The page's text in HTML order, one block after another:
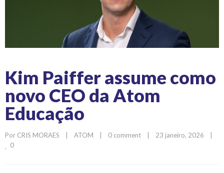
Kim Paiffer assume como
novo CEO da Atom
Educação
Por CRIS MORAES | ATOM | 0 comment | 23 janeiro, 2026 |
0